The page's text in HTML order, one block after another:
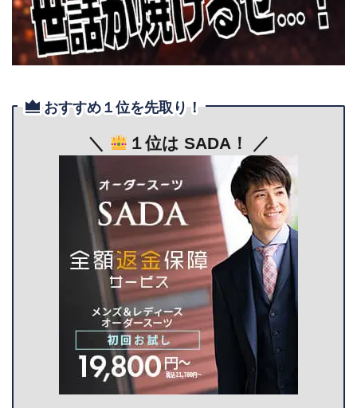
おすすめ１位を先取り！
＼ １位は SADA！ ／